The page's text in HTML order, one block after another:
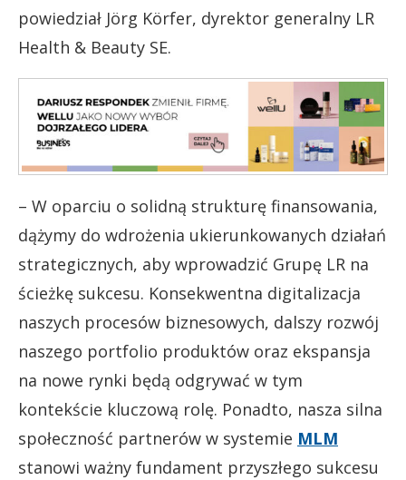
powiedział Jörg Körfer, dyrektor generalny LR
Health & Beauty SE.
– W oparciu o solidną strukturę finansowania,
dążymy do wdrożenia ukierunkowanych działań
strategicznych, aby wprowadzić Grupę LR na
ścieżkę sukcesu. Konsekwentna digitalizacja
naszych procesów biznesowych, dalszy rozwój
naszego portfolio produktów oraz ekspansja
na nowe rynki będą odgrywać w tym
kontekście kluczową rolę. Ponadto, nasza silna
społeczność partnerów w systemie MLM
stanowi ważny fundament przyszłego sukcesu